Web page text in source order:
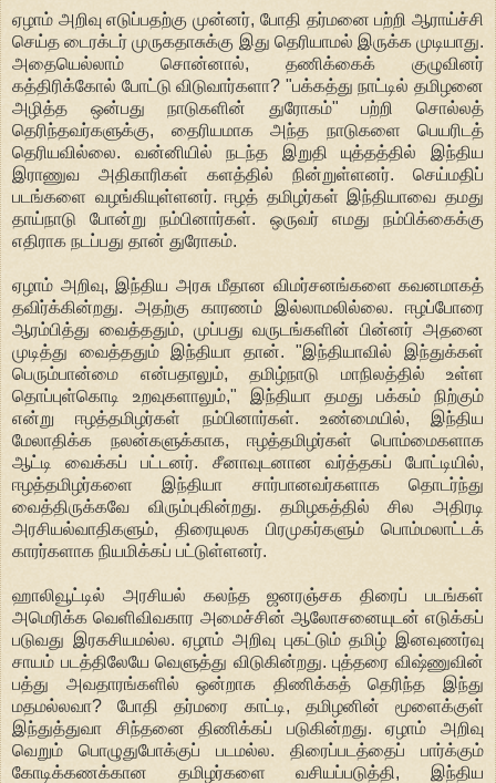
ஏழாம் அறிவு எடுப்பதற்கு முன்னர், போதி தர்மனை பற்றி ஆராய்ச்சி
செய்த டைரக்டர் முருகதாசுக்கு இது தெரியாமல் இருக்க முடியாது.
அதையெல்லாம் சொன்னால், தணிக்கைக் குழுவினர்
கத்திரிக்கோல் போட்டு விடுவார்களா? "பக்கத்து நாட்டில் தமிழனை
அழித்த ஒன்பது நாடுகளின் துரோகம்" பற்றி சொல்லத்
தெரிந்தவர்களுக்கு, தைரியமாக அந்த நாடுகளை பெயரிடத்
தெரியவில்லை. வன்னியில் நடந்த இறுதி யுத்தத்தில் இந்திய
இராணுவ அதிகாரிகள் களத்தில் நின்றுள்ளனர். செய்மதிப்
படங்களை வழங்கியுள்ளனர். ஈழத் தமிழர்கள் இந்தியாவை தமது
தாய்நாடு போன்று நம்பினார்கள். ஒருவர் எமது நம்பிக்கைக்கு
எதிராக நடப்பது தான் துரோகம்.
ஏழாம் அறிவு, இந்திய அரசு மீதான விமர்சனங்களை கவனமாகத்
தவிர்க்கின்றது. அதற்கு காரணம் இல்லாமலில்லை. ஈழப்போரை
ஆரம்பித்து வைத்ததும், முப்பது வருடங்களின் பின்னர் அதனை
முடித்து வைத்ததும் இந்தியா தான். "இந்தியாவில் இந்துக்கள்
பெரும்பான்மை என்பதாலும், தமிழ்நாடு மாநிலத்தில் உள்ள
தொப்புள்கொடி உறவுகளாலும்," இந்தியா தமது பக்கம் நிற்கும்
என்று ஈழத்தமிழர்கள் நம்பினார்கள். உண்மையில், இந்திய
மேலாதிக்க நலன்களுக்காக, ஈழத்தமிழர்கள் பொம்மைகளாக
ஆட்டி வைக்கப் பட்டனர். சீனாவுடனான வர்த்தகப் போட்டியில்,
ஈழத்தமிழர்களை இந்தியா சார்பானவர்களாக தொடர்ந்து
வைத்திருக்கவே விரும்புகின்றது. தமிழகத்தில் சில அதிரடி
அரசியல்வாதிகளும், திரையுலக பிரமுகர்களும் பொம்மலாட்டக்
காரர்களாக நியமிக்கப் பட்டுள்ளனர்.
ஹாலிவூட்டில் அரசியல் கலந்த ஜனரஞ்சக திரைப் படங்கள்
அமெரிக்க வெளிவிவகார அமைச்சின் ஆலோசனையுடன் எடுக்கப்
படுவது இரகசியமல்ல. ஏழாம் அறிவு புகட்டும் தமிழ் இனவுணர்வு
சாயம் படத்திலேயே வெளுத்து விடுகின்றது. புத்தரை விஷ்ணுவின்
பத்து அவதாரங்களில் ஒன்றாக திணிக்கத் தெரிந்த இந்து
மதமல்லவா? போதி தர்மரை காட்டி, தமிழனின் மூளைக்குள்
இந்துத்துவா சிந்தனை திணிக்கப் படுகின்றது. ஏழாம் அறிவு
வெறும் பொழுதுபோக்குப் படமல்ல. திரைப்படத்தைப் பார்க்கும்
கோடிக்கணக்கான தமிழர்களை வசியப்படுத்தி, இந்திய